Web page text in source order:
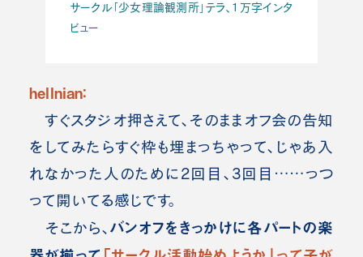
サークル「少女理論観測所」テラ、１万字インタ
ビュー
hellnian：
すぐスタジオ押さえて、そのままオフ会の告知
をしてみたらすぐ枠も埋まっちゃって、じゃあ入
れなかった人のために2回目、3回目……っつ
って開いてる感じです。
そこから、 バンオフをきっかけに各パートの楽